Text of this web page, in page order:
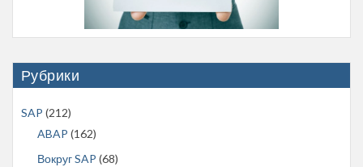
Рубрики
SAP (212)
ABAP (162)
Вокруг SAP (68)